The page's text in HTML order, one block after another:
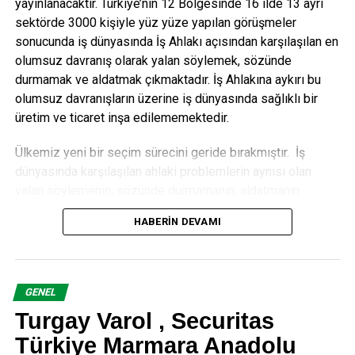
sunabilecek olan ortak da biziz. Sağlam mali yapımız ve
esnek operasyon modelimizle müşterilerimize özel
çözümler sunarak onların rekabet gücünü arttıran
çalışmalara imza atacağımız için heyecanlıyız.”
ANAHTAR KELIMELER: CORETOEDGE
FEATURED
GLASSHOUSE
Securitas’tan özel güvenlik günü ve haftasi kutlamasi
yayınlanacaktır. Türkiye’nin 12 Bölgesinde 16 ilde 13 ayrı
sektörde 3000 kişiyle yüz yüze yapılan görüşmeler
sonucunda iş dünyasında İş Ahlakı açısından karşılaşılan en
olumsuz davranış olarak yalan söylemek, sözünde
durmamak ve aldatmak çıkmaktadır. İş Ahlakına aykırı bu
olumsuz davranışların üzerine iş dünyasında sağlıklı bir
üretim ve ticaret inşa edilememektedir.
Ülkemiz yeni bir seçim sürecini geride bırakmıştır. İş
siyaset dünyasında da yaşandığını görüyoruz. Siyaset
Ahlakında yaşanan bu olumsuz davranışlar üzerinde
İşinde ve ticaretinde yalan söyleyerek sözünde
durmayarak aldatarak iş ahlakına aykırı davranan tüccarın;
siyasi faaliyetinde yalan söyleyerek sözünde durmayarak
HABERIN DEVAMI
GENEL
Turgay Varol , Securitas
Türkiye Marmara Anadolu